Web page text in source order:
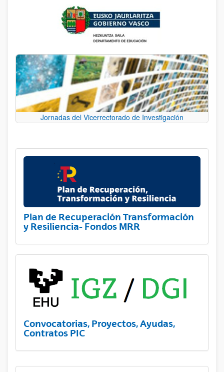
Jornadas del Vicerrectorado de Investigación
Plan de Recuperación Transformación
y Resiliencia- Fondos MRR
Convocatorias, Proyectos, Ayudas,
Contratos PIC